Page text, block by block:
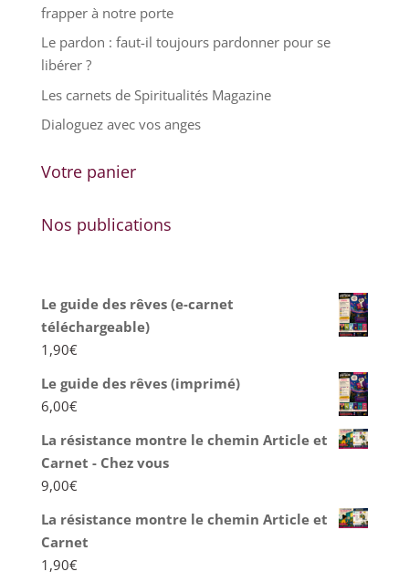
frapper à notre porte
Le pardon : faut-il toujours pardonner pour se
libérer ?
Les carnets de Spiritualités Magazine
Dialoguez avec vos anges
Votre panier
Nos publications
Le guide des rêves (e-carnet
téléchargeable)
1,90€
Le guide des rêves (imprimé)
6,00€
La résistance montre le chemin Article et
Carnet - Chez vous
9,00€
La résistance montre le chemin Article et
Carnet
1,90€